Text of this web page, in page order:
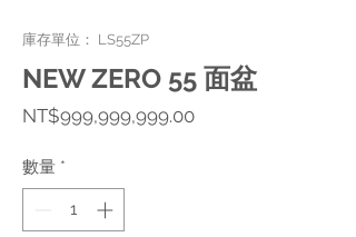
庫存單位： LS55ZP
NEW ZERO 55 面盆
NT$999,999,999.00價
數量 *